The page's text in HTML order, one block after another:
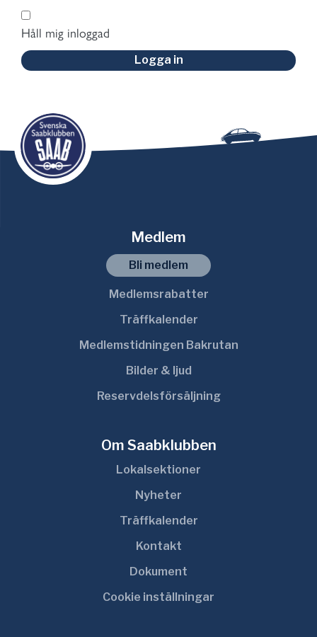
Håll mig inloggad
Logga in
Medlem
Bli medlem
Medlemsrabatter
Träffkalender
Medlemstidningen Bakrutan
Bilder & ljud
Reservdelsförsäljning
Om Saabklubben
Lokalsektioner
Nyheter
Träffkalender
Kontakt
Dokument
Cookie inställningar